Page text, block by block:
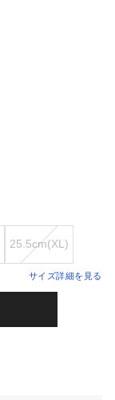
25.5cm(XL)
サイズ詳細を見る